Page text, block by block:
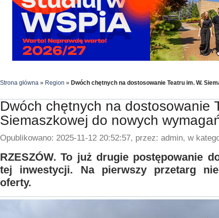
Strona główna » Region » Dwóch chętnych na dostosowanie Teatru im. W.
Dwóch chętnych na dostosowanie
Siemaszkowej do nowych
Opublikowano: 2025-11-12 20:52:57, przez: admin, w
RZESZÓW. To już drugie postępowanie
tej inwestycji. Na pierwszy przetarg nie
oferty.